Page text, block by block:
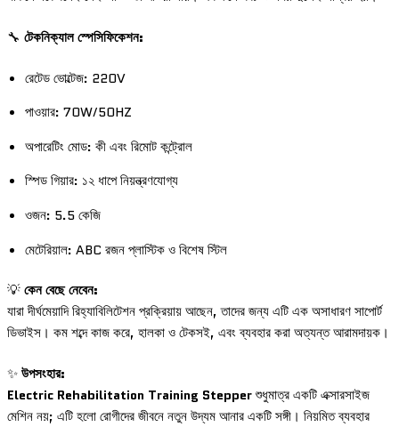
🔧 টেকনিক্যাল স্পেসিফিকেশন:
রেটেড ভোল্টেজ: 220V
পাওয়ার: 70W/50HZ
অপারেটিং মোড: কী এবং রিমোট কন্ট্রোল
স্পিড গিয়ার: ১২ ধাপে নিয়ন্ত্রণযোগ্য
ওজন: 5.5 কেজি
মেটেরিয়াল: ABC রজন প্লাস্টিক ও বিশেষ স্টিল
💡কেন বেছে নেবেন:
যারা দীর্ঘমেয়াদি রিহ্যাবিলিটেশন প্রক্রিয়ায় আছেন, তাদের জন্য এটি এক অসাধারণ সাপোর্ট
ডিভাইস। কম শব্দে কাজ করে, হালকা ও টেকসই, এবং ব্যবহার করা অত্যন্ত আরামদায়ক।
✨উপসংহার:
Electric Rehabilitation Training Stepperশুধুমাত্র একটি এক্সারসাইজ
মেশিন নয়; এটি হলো রোগীদের জীবনে নতুন উদ্যম আনার একটি সঙ্গী। নিয়মিত ব্যবহার